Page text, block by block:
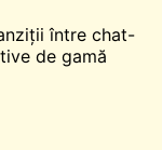
între chat-
de gamă